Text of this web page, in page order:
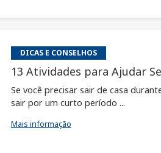
DICAS E CONSELHOS
13 Atividades para Ajudar
Se você precisar sair de casa
sair por um curto período ...
Mais informação